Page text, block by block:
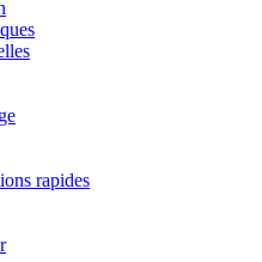
rapides